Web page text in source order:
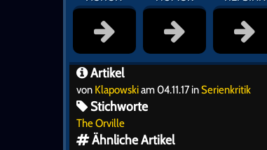
Artikel
von Klapowskiam 04.11.17 inSerienkritik
Stichworte
The Orville
Ähnliche Artikel